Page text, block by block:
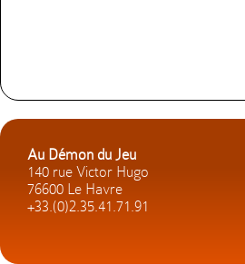
Au Démon du Jeu
140 rue Victor Hugo
76600 Le Havre
+33.(0)2.35.41.71.91